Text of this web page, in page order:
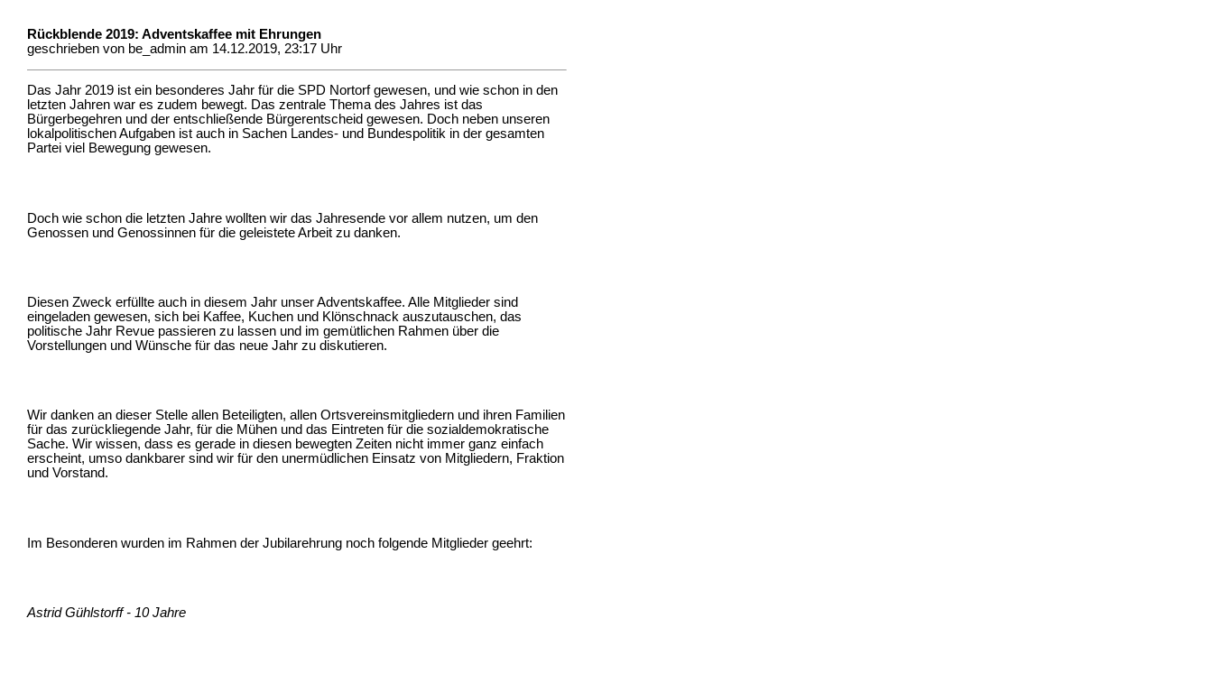
Rückblende 2019: Adventskaffee mit Ehrungen
geschrieben von be_admin am 14.12.2019, 23:17 Uhr
Das Jahr 2019 ist ein besonderes Jahr für die SPD Nortorf gewesen, und wie schon in den
letzten Jahren war es zudem bewegt. Das zentrale Thema des Jahres ist das
Bürgerbegehren und der entschließende Bürgerentscheid gewesen. Doch neben unseren
lokalpolitischen Aufgaben ist auch in Sachen Landes- und Bundespolitik in der gesamten
Partei viel Bewegung gewesen.
Doch wie schon die letzten Jahre wollten wir das Jahresende vor allem nutzen, um den
Genossen und Genossinnen für die geleistete Arbeit zu danken.
Diesen Zweck erfüllte auch in diesem Jahr unser Adventskaffee. Alle Mitglieder sind
eingeladen gewesen, sich bei Kaffee, Kuchen und Klönschnack auszutauschen, das
politische Jahr Revue passieren zu lassen und im gemütlichen Rahmen über die
Vorstellungen und Wünsche für das neue Jahr zu diskutieren.
Wir danken an dieser Stelle allen Beteiligten, allen Ortsvereinsmitgliedern und ihren Familien
für das zurückliegende Jahr, für die Mühen und das Eintreten für die sozialdemokratische
Sache. Wir wissen, dass es gerade in diesen bewegten Zeiten nicht immer ganz einfach
erscheint, umso dankbarer sind wir für den unermüdlichen Einsatz von Mitgliedern, Fraktion
und Vorstand.
Im Besonderen wurden im Rahmen der Jubilarehrung noch folgende Mitglieder geehrt:
Astrid Gühlstorff - 10 Jahre